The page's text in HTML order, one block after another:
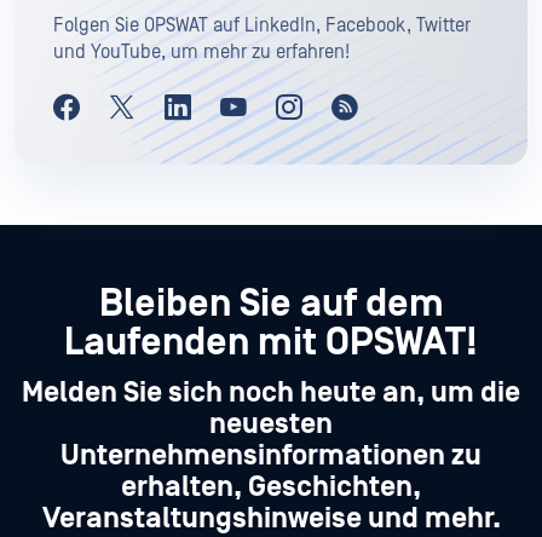
Folgen Sie OPSWAT auf LinkedIn, Facebook, Twitter
und YouTube, um mehr zu erfahren!
Bleiben Sie auf dem
Laufenden mit OPSWAT!
Melden Sie sich noch heute an, um die
neuesten
Unternehmensinformationen zu
erhalten, Geschichten,
Veranstaltungshinweise und mehr.